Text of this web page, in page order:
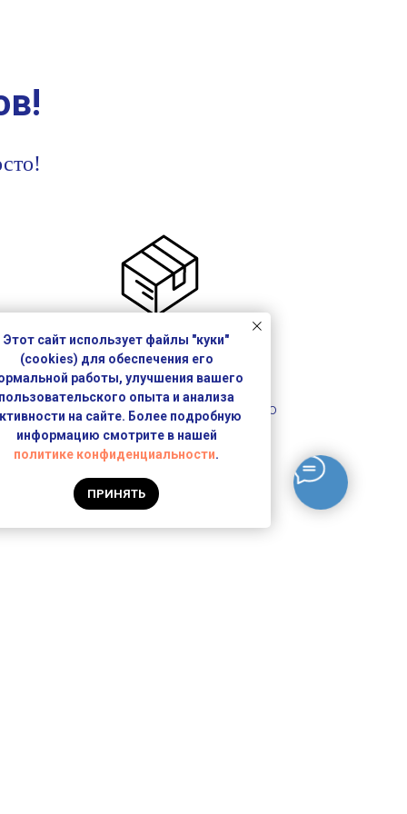
Доставка
Получите свой заказ и оцените его
качество.
Этот сайт использует файлы "куки"
(cookies) для обеспечения его
работы, улучшения вашего
пользовательского опыта и анализа
на сайте. Более подробную
информацию смотрите в нашей
политике конфиденциальности.
ПРИНЯТЬ